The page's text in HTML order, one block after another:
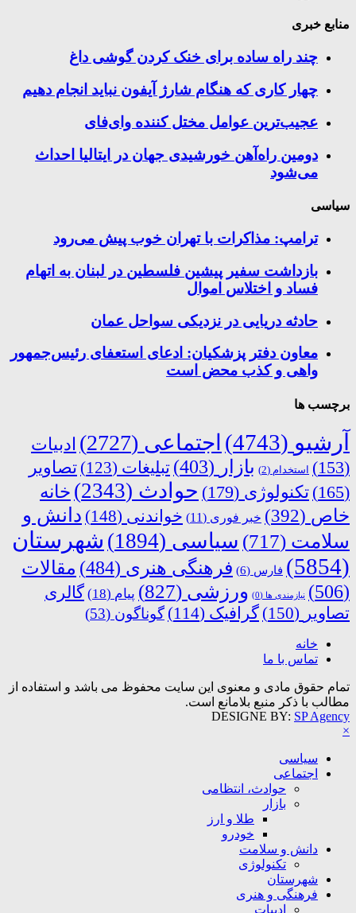
منابع خبری
چند راه‌ ساده برای خنک کردن گوشی داغ
چهار کاری که هنگام شارژ آیفون نباید انجام دهیم
عجیب‌ترین عوامل مختل کننده وای‌فای
دومین راه‌آهن خورشیدی جهان در ایتالیا احداث
می‌شود
سیاسی
ترامپ: مذاکرات با تهران خوب پیش می‌رود
بازداشت سفیر پیشین فلسطین در لبنان به اتهام
فساد و اختلاس اموال
حادثه دریایی در نزدیکی سواحل عمان
معاون دفتر پزشکیان: ادعای استعفای رئیس‌جمهور
واهی و کذب محض است
برچسب ها
آرشیو (4743) اجتماعی (2727)
ادبیات
(153)
استخدام (2) بازار (403) تبلیغات (123)
تصاویر
(165)
تکنولوژی (179) حوادث (2343)
خانه
خاص (392) خبر فوری (11) خواندنی (148)
دانش و
سلامت (717) سیاسی (1894)
شهرستان
(5854)
فارس (6) فرهنگی هنری (484)
مقالات
(506)
نیازمندی ها (0) ورزشی (827) پیام (18)
گالری
تصاویر (150) گرافیک (114) گوناگون (53)
خانه
تماس با ما
تمام حقوق مادی و معنوی این سایت محفوظ می باشد و استفاده از
مطالب با ذکر منبع بلامانع است.
DESIGNE BY: SP Agency
×
سیاسی
اجتماعی
حوادث، انتظامی
بازار
طلا و ارز
خودرو
دانش و سلامت
تکنولوژی
شهرستان
فرهنگی و هنری
ادبیات